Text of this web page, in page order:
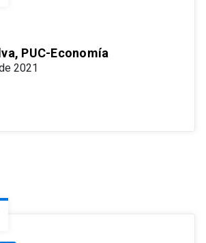
PUC-Economía
2021